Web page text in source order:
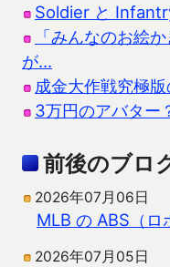
Soldier と
「みんなのお絵
が…
成金大作戦究極
3万円のアバター
前後のブロ
2026年07月06日
MLB の ABS（ロ
2026年07月05日